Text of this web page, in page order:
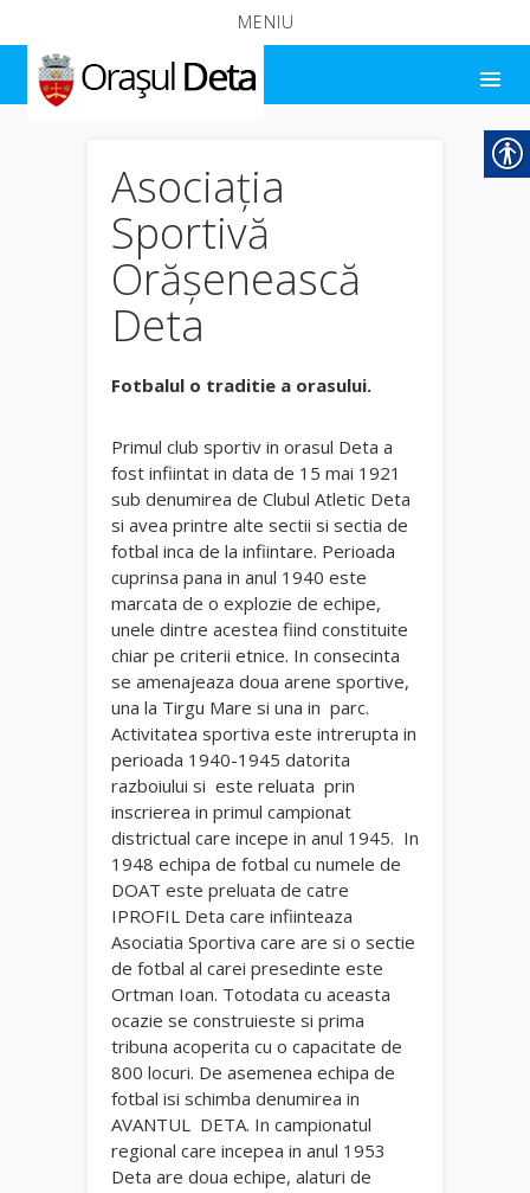
MENIU
Asociația
Sportivă
Orășenească
Deta
Fotbalul o traditie a orasului.
Primul club sportiv in orasul Deta a
fost infiintat in data de 15 mai 1921
sub denumirea de Clubul Atletic Deta
si avea printre alte sectii si sectia de
fotbal inca de la infiintare. Perioada
cuprinsa pana in anul 1940 este
marcata de o explozie de echipe,
unele dintre acestea fiind constituite
chiar pe criterii etnice. In consecinta
se amenajeaza doua arene sportive,
una la Tirgu Mare si una in parc.
Activitatea sportiva este intrerupta in
perioada 1940-1945 datorita
razboiului si este reluata prin
inscrierea in primul campionat
districtual care incepe in anul 1945. In
1948 echipa de fotbal cu numele de
DOAT este preluata de catre
IPROFIL Deta care infiinteaza
Asociatia Sportiva care are si o sectie
de fotbal al carei presedinte este
Ortman Ioan. Totodata cu aceasta
ocazie se construieste si prima
tribuna acoperita cu o capacitate de
800 locuri. De asemenea echipa de
fotbal isi schimba denumirea in
AVANTUL DETA. In campionatul
regional care incepea in anul 1953
Deta are doua echipe, alaturi de